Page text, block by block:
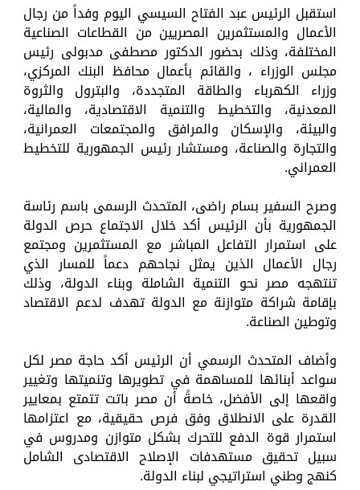
استقبل الرئيس عبد الفتاح السيسي اليوم وفداً من رجال
الأعمال والمستثمرين المصريين من القطاعات الصناعية
المختلفة، وذلك بحضور الدكتور مصطفى مدبولى رئيس
مجلس الوزراء ، والقائم بأعمال محافظ البنك المركزي،
وزراء الكهرباء والطاقة المتجددة، والبترول والثروة
المعدنية، والتخطيط والتنمية الاقتصادية، والمالية،
والبيئة، والإسكان والمرافق والمجتمعات العمرانية،
والتجارة والصناعة، ومستشار رئيس الجمهورية للتخطيط
العمراني.
وصرح السفير بسام راضى، المتحدث الرسمى باسم رئاسة
الجمهورية بأن الرئيس أكد خلال الاجتماع حرص الدولة
على استمرار التفاعل المباشر مع المستثمرين ومجتمع
رجال الأعمال الذين يمثل نجاحهم دعماً للمسار الذي
تنتهجه مصر نحو التنمية الشاملة وبناء الدولة، وذلك
بإقامة شراكة متوازنة مع الدولة تهدف لدعم الاقتصاد
وتوطين الصناعة.
وأضاف المتحدث الرسمي أن الرئيس أكد حاجة مصر لكل
سواعد أبنائها للمساهمة في تطويرها وتنميتها وتغيير
واقعها إلى الأفضل، خاصةً أن مصر باتت تتمتع بمعايير
القدرة على الانطلاق وفق فرص حقيقية، مع اعتزامها
استمرار قوة الدفع للتحرك بشكل متوازن ومدروس في
سبيل تحقيق مستهدفات الإصلاح الاقتصادى الشامل
كنهج وطني استراتيجي لبناء الدولة.